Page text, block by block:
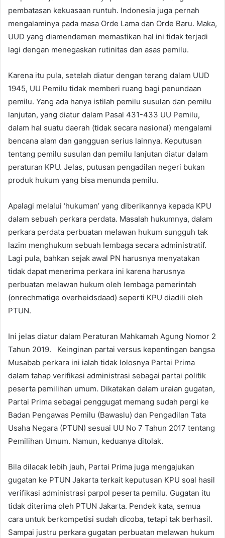
pembatasan kekuasaan runtuh. Indonesia juga pernah
mengalaminya pada masa Orde Lama dan Orde Baru. Maka,
UUD yang diamendemen memastikan hal ini tidak terjadi
lagi dengan menegaskan rutinitas dan asas pemilu.
Karena itu pula, setelah diatur dengan terang dalam UUD
1945, UU Pemilu tidak memberi ruang bagi penundaan
pemilu. Yang ada hanya istilah pemilu susulan dan pemilu
lanjutan, yang diatur dalam Pasal 431-433 UU Pemilu,
dalam hal suatu daerah (tidak secara nasional) mengalami
bencana alam dan gangguan serius lainnya. Keputusan
tentang pemilu susulan dan pemilu lanjutan diatur dalam
peraturan KPU. Jelas, putusan pengadilan negeri bukan
produk hukum yang bisa menunda pemilu.
Apalagi melalui ‘hukuman’ yang diberikannya kepada KPU
dalam sebuah perkara perdata. Masalah hukumnya, dalam
perkara perdata perbuatan melawan hukum sungguh tak
lazim menghukum sebuah lembaga secara administratif.
Lagi pula, bahkan sejak awal PN harusnya menyatakan
tidak dapat menerima perkara ini karena harusnya
perbuatan melawan hukum oleh lembaga pemerintah
(onrechmatige overheidsdaad) seperti KPU diadili oleh
PTUN.
Ini jelas diatur dalam Peraturan Mahkamah Agung Nomor 2
Tahun 2019. Keinginan partai versus kepentingan bangsa
Musabab perkara ini ialah tidak lolosnya Partai Prima
dalam tahap verifikasi administrasi sebagai partai politik
peserta pemilihan umum. Dikatakan dalam uraian gugatan,
Partai Prima sebagai penggugat memang sudah pergi ke
Badan Pengawas Pemilu (Bawaslu) dan Pengadilan Tata
Usaha Negara (PTUN) sesuai UU No 7 Tahun 2017 tentang
Pemilihan Umum. Namun, keduanya ditolak.
Bila dilacak lebih jauh, Partai Prima juga mengajukan
gugatan ke PTUN Jakarta terkait keputusan KPU soal hasil
verifikasi administrasi parpol peserta pemilu. Gugatan itu
tidak diterima oleh PTUN Jakarta. Pendek kata, semua
cara untuk berkompetisi sudah dicoba, tetapi tak berhasil.
Sampai justru perkara gugatan perbuatan melawan hukum